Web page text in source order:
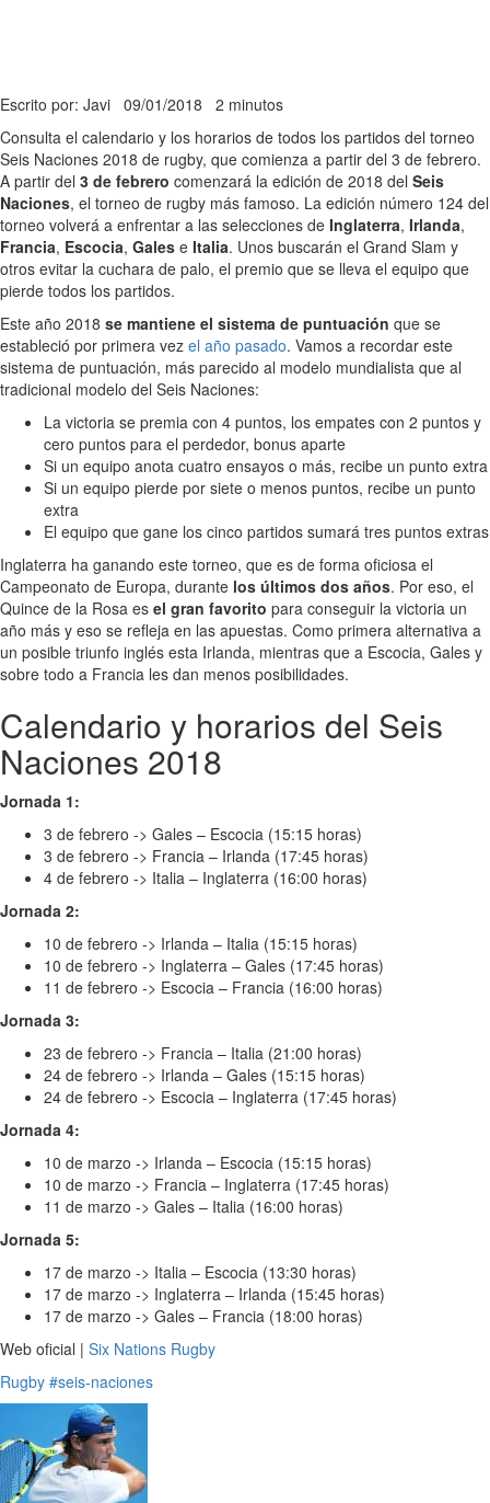
Escrito por: Javi 09/01/2018 2 minutos
Consulta el calendario y los horarios de todos los partidos del torneo
Seis Naciones 2018 de rugby, que comienza a partir del 3 de febrero.
A partir del 3 de febrero comenzará la edición de 2018 del Seis
Naciones, el torneo de rugby más famoso. La edición número 124 del
torneo volverá a enfrentar a las selecciones de Inglaterra, Irlanda,
Francia, Escocia, Gales e Italia. Unos buscarán el Grand Slam y
otros evitar la cuchara de palo, el premio que se lleva el equipo que
pierde todos los partidos.
Este año 2018 se mantiene el sistema de puntuación que se
estableció por primera vez el año pasado. Vamos a recordar este
sistema de puntuación, más parecido al modelo mundialista que al
tradicional modelo del Seis Naciones:
La victoria se premia con 4 puntos, los empates con 2 puntos y
cero puntos para el perdedor, bonus aparte
Si un equipo anota cuatro ensayos o más, recibe un punto extra
Si un equipo pierde por siete o menos puntos, recibe un punto
extra
El equipo que gane los cinco partidos sumará tres puntos extras
Inglaterra ha ganando este torneo, que es de forma oficiosa el
Campeonato de Europa, durante los últimos dos años. Por eso, el
Quince de la Rosa es el gran favorito para conseguir la victoria un
año más y eso se refleja en las apuestas. Como primera alternativa a
un posible triunfo inglés esta Irlanda, mientras que a Escocia, Gales y
sobre todo a Francia les dan menos posibilidades.
Calendario y horarios del Seis
Naciones 2018
Jornada 1:
3 de febrero -> Gales – Escocia (15:15 horas)
3 de febrero -> Francia – Irlanda (17:45 horas)
4 de febrero -> Italia – Inglaterra (16:00 horas)
Jornada 2:
10 de febrero -> Irlanda – Italia (15:15 horas)
10 de febrero -> Inglaterra – Gales (17:45 horas)
11 de febrero -> Escocia – Francia (16:00 horas)
Jornada 3:
23 de febrero -> Francia – Italia (21:00 horas)
24 de febrero -> Irlanda – Gales (15:15 horas)
24 de febrero -> Escocia – Inglaterra (17:45 horas)
Jornada 4:
10 de marzo -> Irlanda – Escocia (15:15 horas)
10 de marzo -> Francia – Inglaterra (17:45 horas)
11 de marzo -> Gales – Italia (16:00 horas)
Jornada 5:
17 de marzo -> Italia – Escocia (13:30 horas)
17 de marzo -> Inglaterra – Irlanda (15:45 horas)
17 de marzo -> Gales – Francia (18:00 horas)
Web oficial | Six Nations Rugby
Rugby #seis-naciones